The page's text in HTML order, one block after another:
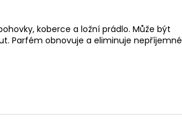
koberce a ložní prádlo. Může být
Parfém obnovuje a eliminuje nepříjemné